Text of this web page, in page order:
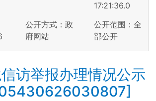
17:21:36.0
公开方式：政
府网站
公开范围：全
部公开
访举报办理情况公示